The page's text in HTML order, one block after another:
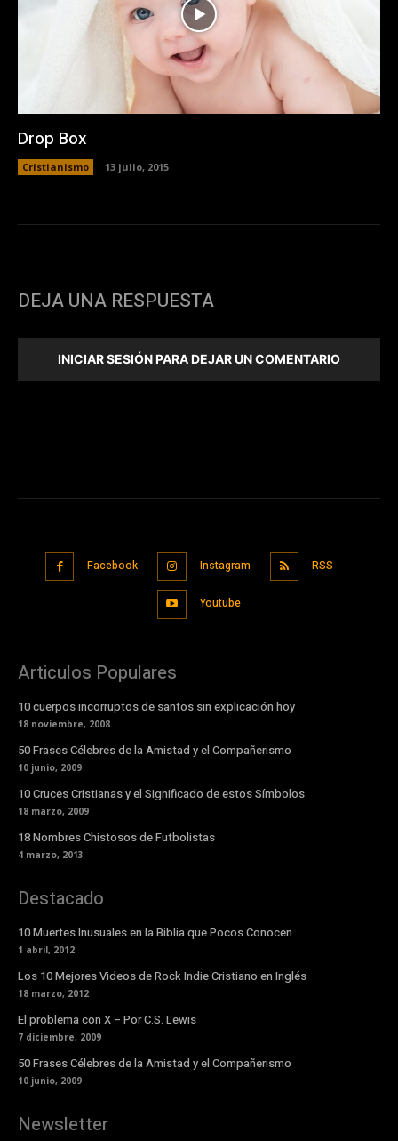
Drop Box
Cristianismo 13 julio, 2015
DEJA UNA RESPUESTA
INICIAR SESIÓN PARA DEJAR UN COMENTARIO
Facebook Instagram RSS
Youtube
Articulos Populares
10 cuerpos incorruptos de santos sin explicación hoy
18 noviembre, 2008
50 Frases Célebres de la Amistad y el Compañerismo
10 junio, 2009
10 Cruces Cristianas y el Significado de estos Símbolos
18 marzo, 2009
18 Nombres Chistosos de Futbolistas
4 marzo, 2013
Destacado
10 Muertes Inusuales en la Biblia que Pocos Conocen
1 abril, 2012
Los 10 Mejores Videos de Rock Indie Cristiano en Inglés
18 marzo, 2012
El problema con X – Por C.S. Lewis
7 diciembre, 2009
50 Frases Célebres de la Amistad y el Compañerismo
10 junio, 2009
Newsletter